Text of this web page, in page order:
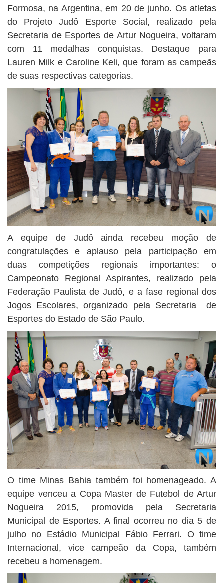
Formosa, na Argentina, em 20 de junho. Os atletas
do Projeto Judô Esporte Social, realizado pela
Secretaria de Esportes de Artur Nogueira, voltaram
com 11 medalhas conquistas. Destaque para
Lauren Milk e Caroline Keli, que foram as campeãs
de suas respectivas categorias.
A equipe de Judô ainda recebeu moção de
congratulações e aplauso pela participação em
duas competições regionais importantes: o
Campeonato Regional Aspirantes, realizado pela
Federação Paulista de Judô, e a fase regional dos
Jogos Escolares, organizado pela Secretaria de
Esportes do Estado de São Paulo.
O time Minas Bahia também foi homenageado. A
equipe venceu a Copa Master de Futebol de Artur
Nogueira 2015, promovida pela Secretaria
Municipal de Esportes. A final ocorreu no dia 5 de
julho no Estádio Municipal Fábio Ferrari. O time
Internacional, vice campeão da Copa, também
recebeu a homenagem.